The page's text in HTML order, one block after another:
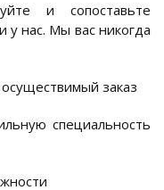
и сопоставьте
у нас. Мы вас никогда
заказ
специальность